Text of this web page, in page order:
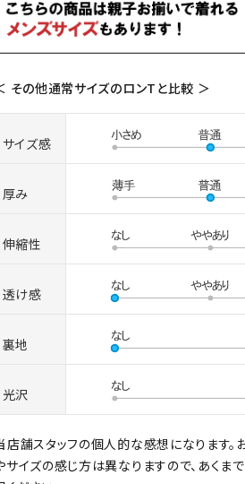
その他通常サイズのロンTと比較 ＞
サイズ感
厚み
伸縮性
透け感
裏地
光沢
店舗スタッフの個人的な感想になります
サイズの感じ方は異なりますので、あくま